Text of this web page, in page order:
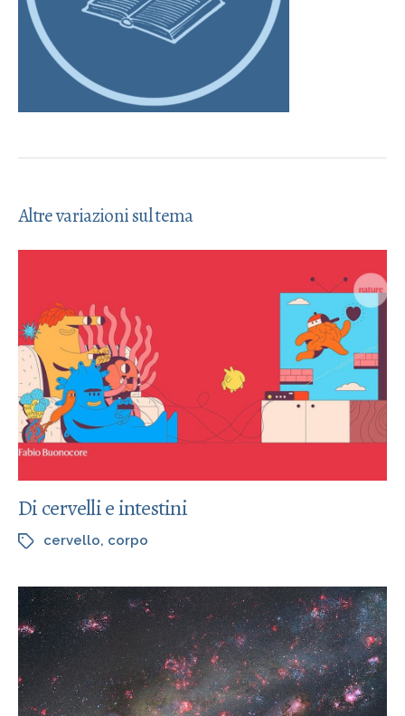
Altre variazioni sul tema
Di cervelli e intestini
cervello, corpo